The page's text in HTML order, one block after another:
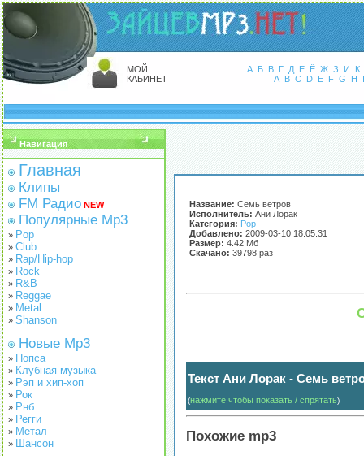
МОЙ
КАБИНЕТ
А Б В Г Д Е Ё Ж З И
К
A B C D E F G H I
Навигация
Главная
Клипы
FM Радио NEW
Популярные Mp3
» Pop
» Club
» Rap/Hip-hop
» Rock
» R&B
» Reggae
» Metal
» Shanson
Новые Mp3
» Попса
» Клубная музыка
» Рэп и хип-хоп
» Рок
» Рнб
» Регги
» Метал
» Шансон
Название: Семь ветров
Исполнитель: Ани Лорак
Категория: Pop
Добавлено: 2009-03-10 18:05:31
Размер: 4.42 Мб
Скачано: 39798 раз
Текст Ани Лорак - Семь
(нажмите чтобы показать / спрятать)
Похожие mp3